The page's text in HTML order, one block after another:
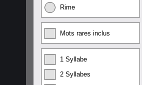
Rime
Mots rares inclus
1 Syllabe
2 Syllabes